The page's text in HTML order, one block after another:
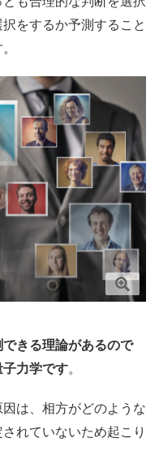
をするか予測すること
きる理論があるので
力学です。
は、相方がどのような
れていないため起こり